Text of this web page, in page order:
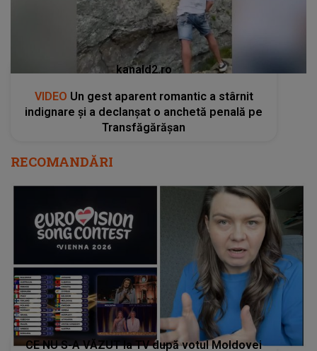
kanald2.ro
VIDEO Un gest aparent romantic a stârnit
indignare și a declanșat o anchetă penală pe
Transfăgărășan
RECOMANDĂRI
CE NU S-A VĂZUT la TV după votul Moldovei